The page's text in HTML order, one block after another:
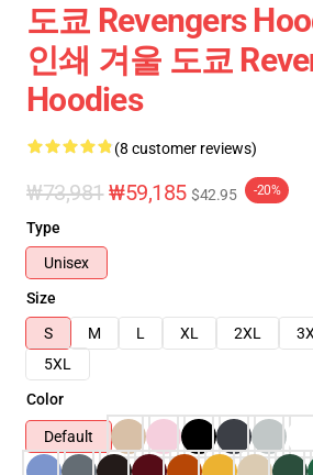
도쿄 Revengers
인쇄 겨울 도쿄
Hoodies
(8 customer reviews)
₩73,981 ₩59,185 $42.95 -20%
Type
Unisex
Size
S
M L XL 2XL
5XL
Color
Default